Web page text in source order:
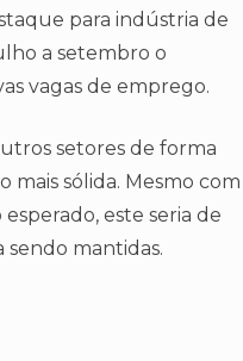
para indústria de
a setembro o
vagas de emprego.
setores de forma
mais sólida. Mesmo com
este seria de
sendo mantidas.